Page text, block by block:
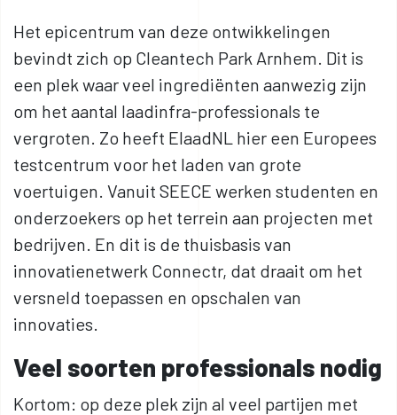
Het epicentrum van deze ontwikkelingen
bevindt zich op Cleantech Park Arnhem. Dit is
een plek waar veel ingrediënten aanwezig zijn
om het aantal laadinfra-professionals te
vergroten. Zo heeft ElaadNL hier een Europees
testcentrum voor het laden van grote
voertuigen. Vanuit SEECE werken studenten en
onderzoekers op het terrein aan projecten met
bedrijven. En dit is de thuisbasis van
innovatienetwerk Connectr, dat draait om het
versneld toepassen en opschalen van
innovaties.
Veel soorten professionals nodig
Kortom: op deze plek zijn al veel partijen met